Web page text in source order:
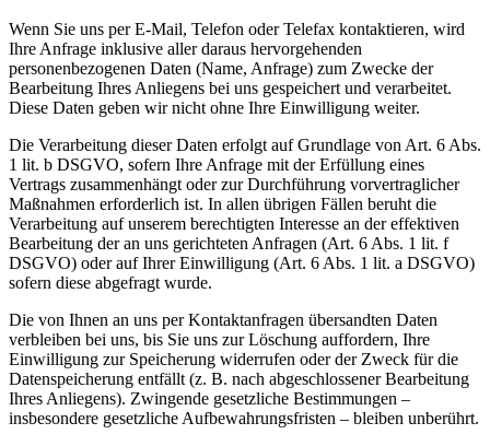
Wenn Sie uns per E-Mail, Telefon oder Telefax kontaktieren, wird
Ihre Anfrage inklusive aller daraus hervorgehenden
personenbezogenen Daten (Name, Anfrage) zum Zwecke der
Bearbeitung Ihres Anliegens bei uns gespeichert und verarbeitet.
Diese Daten geben wir nicht ohne Ihre Einwilligung weiter.
Die Verarbeitung dieser Daten erfolgt auf Grundlage von Art. 6 Abs.
1 lit. b DSGVO, sofern Ihre Anfrage mit der Erfüllung eines
Vertrags zusammenhängt oder zur Durchführung vorvertraglicher
Maßnahmen erforderlich ist. In allen übrigen Fällen beruht die
Verarbeitung auf unserem berechtigten Interesse an der effektiven
Bearbeitung der an uns gerichteten Anfragen (Art. 6 Abs. 1 lit. f
DSGVO) oder auf Ihrer Einwilligung (Art. 6 Abs. 1 lit. a DSGVO)
sofern diese abgefragt wurde.
Die von Ihnen an uns per Kontaktanfragen übersandten Daten
verbleiben bei uns, bis Sie uns zur Löschung auffordern, Ihre
Einwilligung zur Speicherung widerrufen oder der Zweck für die
Datenspeicherung entfällt (z. B. nach abgeschlossener Bearbeitung
Ihres Anliegens). Zwingende gesetzliche Bestimmungen –
insbesondere gesetzliche Aufbewahrungsfristen – bleiben unberührt.